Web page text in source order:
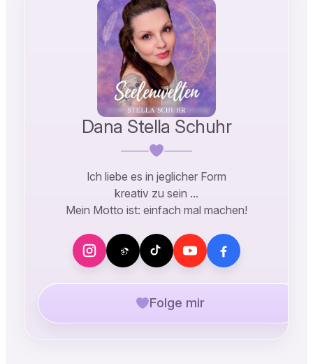
Dana Stella Schuhr
Ich liebe es in jeglicher Form
kreativ zu sein …
Mein Motto ist: einfach mal machen!
Folge mir